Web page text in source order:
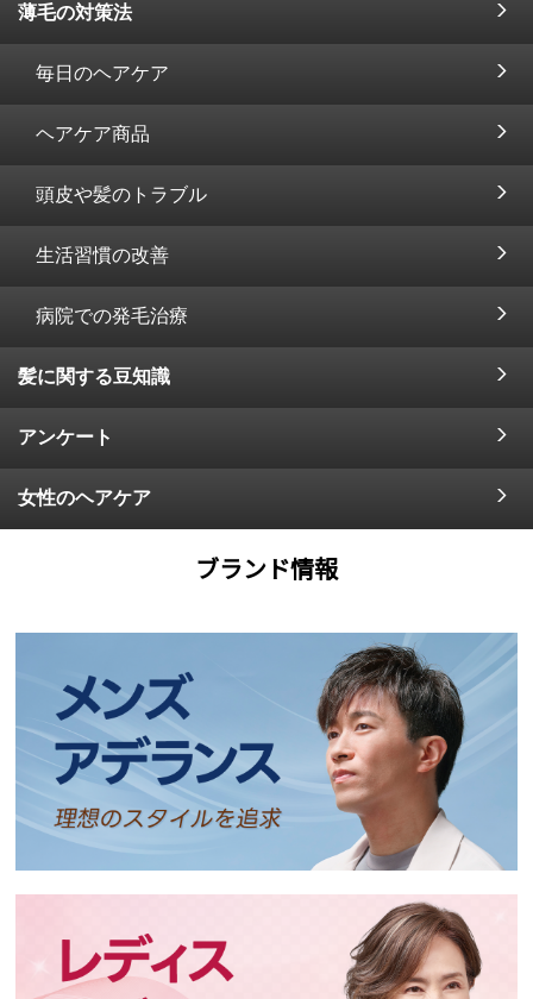
薄毛の対策法
毎日のヘアケア
ヘアケア商品
頭皮や髪のトラブル
生活習慣の改善
病院での発毛治療
髪に関する豆知識
アンケート
女性のヘアケア
ブランド情報